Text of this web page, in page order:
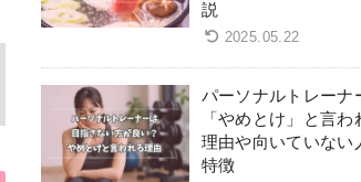
説
2025.05.22
パーソナルトレーナ
「やめとけ」と言わ
理由や向いていない
特徴